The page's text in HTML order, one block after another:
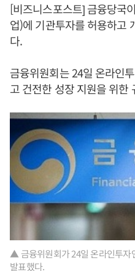
[비즈니스포스트] 금융당국
업)에 기관투자를 허용하고
다.
금융위원회는 24일 온라인
고 건전한 성장 지원을 위한
▲ 금융위원회가 24일 온라인투자
발표했다.